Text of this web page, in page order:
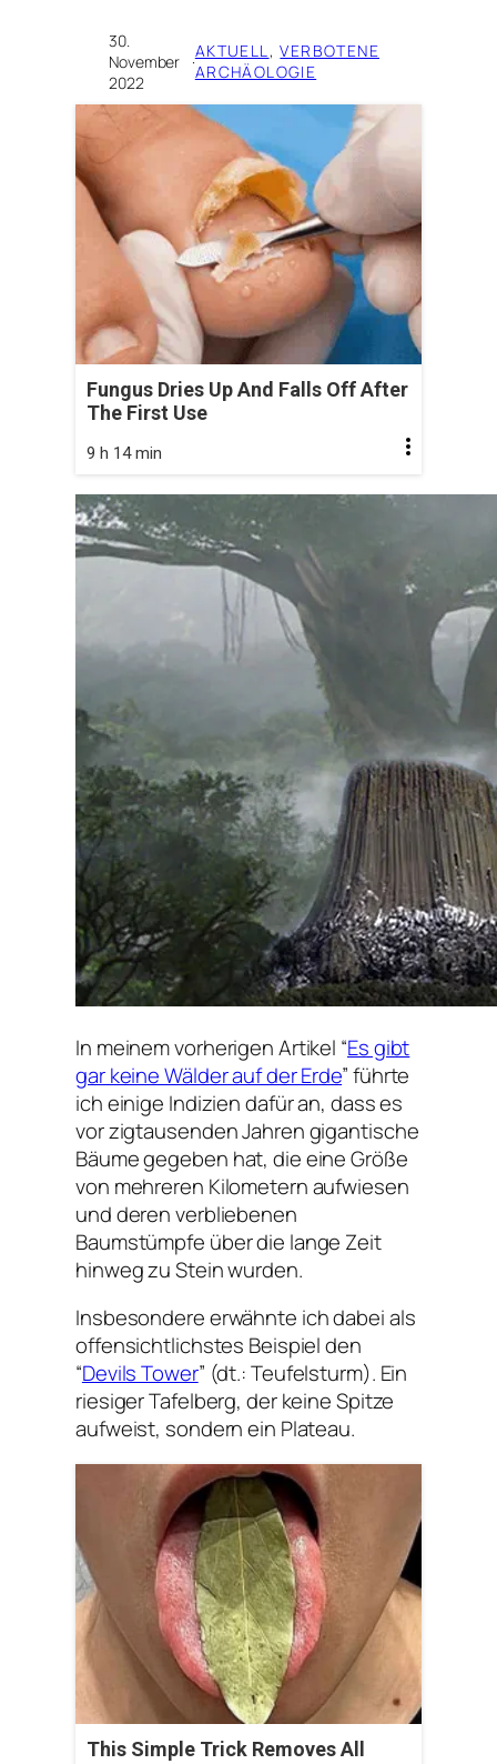
30.
November
2022
·AKTUELL, VERBOTENE
ARCHÄOLOGIE
Fungus Dries Up And Falls Off After
The First Use
9 h 14 min
In meinem vorherigen Artikel “Es gibt
gar keine Wälder auf der Erde” führte
ich einige Indizien dafür an, dass es
vor zigtausenden Jahren gigantische
Bäume gegeben hat, die eine Größe
von mehreren Kilometern aufwiesen
und deren verbliebenen
Baumstümpfe über die lange Zeit
hinweg zu Stein wurden.
Insbesondere erwähnte ich dabei als
offensichtlichstes Beispiel den
“Devils Tower” (dt.: Teufelsturm). Ein
riesiger Tafelberg, der keine Spitze
aufweist, sondern ein Plateau.
This Simple Trick Removes All